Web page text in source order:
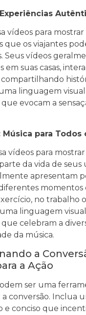
vídeos para
que os viajantes
Seus vídeos
em suas casas,
compartilhando
linguagem
evocam a
Música para Todos
vídeos para
da vida de seus
apresentam
momentos
no trabalho
linguagem
celebram a
da música.
a
a Ação
ser uma
conversão. Inclua
e conciso que